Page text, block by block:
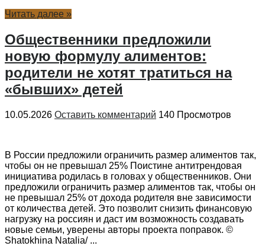
Читать далее »
Общественники предложили
новую формулу алиментов:
родители не хотят тратиться на
«бывших» детей
10.05.2026 Оставить комментарий 140 Просмотров
В России предложили ограничить размер алиментов так,
чтобы он не превышал 25% Поистине антитрендовая
инициатива родилась в головах у общественников. Они
предложили ограничить размер алиментов так, чтобы он
не превышал 25% от дохода родителя вне зависимости
от количества детей. Это позволит снизить финансовую
нагрузку на россиян и даст им возможность создавать
новые семьи, уверены авторы проекта поправок. ©
Shatokhina Natalia/ ...